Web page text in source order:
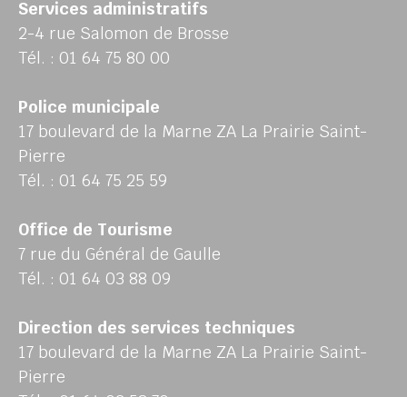
Services administratifs
2-4 rue Salomon de Brosse
Tél. : 01 64 75 80 00
Police municipale
17 boulevard de la Marne ZA La Prairie Saint-
Pierre
Tél. : 01 64 75 25 59
Office de Tourisme
7 rue du Général de Gaulle
Tél. : 01 64 03 88 09
Direction des services techniques
17 boulevard de la Marne ZA La Prairie Saint-
Pierre